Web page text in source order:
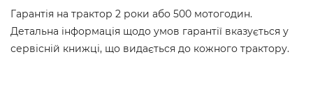
Гарантія на трактор 2 роки або 500 мотогодин.
Детальна інформація щодо умов гарантії вказується у
сервісній книжці, що видається до кожного трактору.